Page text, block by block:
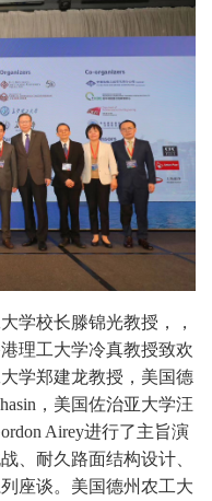
学校长滕锦光教授，，
港理工大学冷真教授致欢
学郑建龙教授，美国德
，美国佐治亚大学汪
Airey进行了主旨演
、耐久路面结构设计、
座谈。美国德州农工大